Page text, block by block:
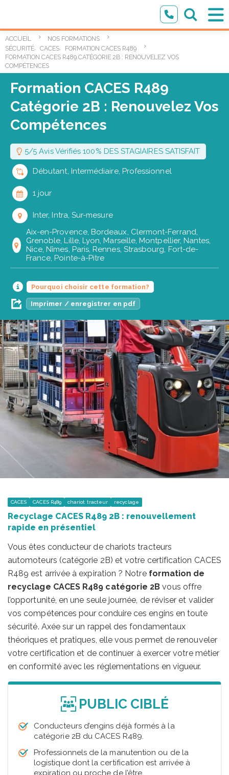
ACCUEIL
NOS FORMATIONS
SÉCURITÉ, CACES,
FORMATION CACES R489
FORMATION CACES R489 CATÉGORIE 2B : RENOUVELEZ VOS
COMPÉTENCES
Formation CACES R489
Catégorie 2B : Renouvelez Vos
Compétences
5/5 Avis Vérifiés 100% DES STAGIAIRES SATISFAIT
Débutant, Intermédiaire, Professionnel
1 jour
Inter, Intra, Sur-mesure
Aix-en-Provence, Bordeaux, Clermont-Ferrand,
Grenoble, Lille, Lyon, Marseille, Montpellier, Nantes,
Nice, Nîmes, Paris, Rennes, Strasbourg, Fort-de-
France, Pointe-à-Pitre
Pourquoi choisir cette formation?
Imprimer / enregistrer en pdf
CACES CACES R489 chariot tracteur recyclage
Recyclage CACES R489 2B : renouvellement
rapide en présentiel
Vous êtes conducteur de chariots tracteurs
automoteurs (catégorie 2B) et votre certification CACES
R489 est arrivée à expiration ? Notre formation de
recyclage CACES R489 catégorie 2B vous offre
l’opportunité, en une seule journée, de réviser et valider
vos compétences pour conduire ces engins en toute
sécurité. Axée sur un rappel des fondamentaux
théoriques et pratiques, elle vous permet de renouveler
votre certification et de continuer à exercer votre métier
en conformité avec les réglementations en vigueur.
PUBLIC CIBLÉ
Conducteurs d’engins déjà formés à la
catégorie 2B du CACES R489.
Professionnels de la manutention ou de la
logistique dont la certification est arrivée à
expiration ou proche de l’être.